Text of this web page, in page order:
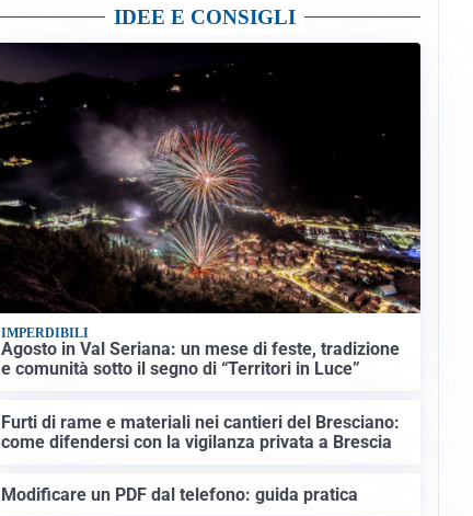
IDEE E CONSIGLI
IMPERDIBILI
Agosto in Val Seriana: un mese di feste, tradizione
e comunità sotto il segno di “Territori in Luce”
Furti di rame e materiali nei cantieri del Bresciano:
come difendersi con la vigilanza privata a Brescia
Modificare un PDF dal telefono: guida pratica